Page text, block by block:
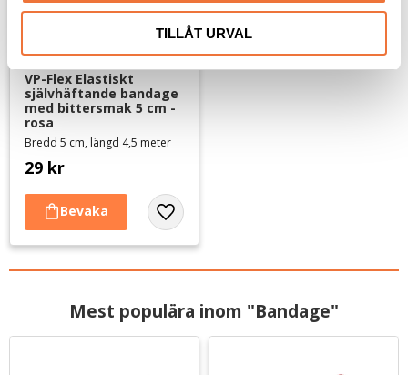
TILLÅT URVAL
VP-Flex Elastiskt
självhäftande bandage
med bittersmak 5 cm -
rosa
Bredd 5 cm, längd 4,5 meter
29 kr
Lägg till i favoriter
Mest populära inom "Bandage"